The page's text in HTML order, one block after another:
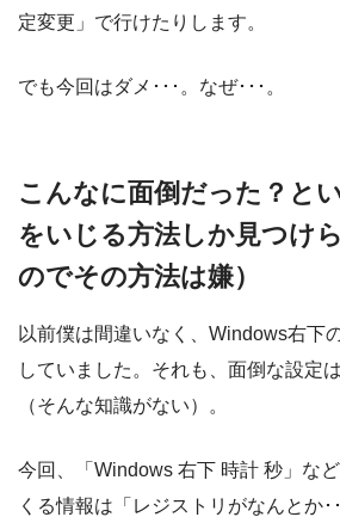
定変更」で行けたりします。
でも今回はダメ･･･。なぜ･･･。
こんなに面倒だった？と
をいじる方法しか見つけ
のでその方法は嫌）
以前僕は間違いなく、Windows右下
していました。それも、面倒な設定
（そんな知識がない）。
今回、「Windows 右下 時計 秒」な
くる情報は「レジストリがなんとか